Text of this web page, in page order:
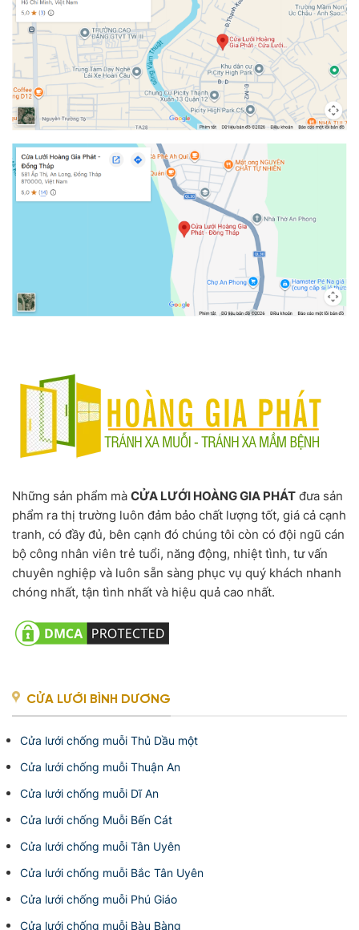
Những sản phẩm mà CỬA LƯỚI HOÀNG GIA PHÁT đưa sản
phẩm ra thị trường luôn đảm bảo chất lượng tốt, giá cả cạnh
tranh, có đầy đủ, bên cạnh đó chúng tôi còn có đội ngũ cán
bộ công nhân viên trẻ tuổi, năng động, nhiệt tình, tư vấn
chuyên nghiệp và luôn sẵn sàng phục vụ quý khách nhanh
chóng nhất, tận tình nhất và hiệu quả cao nhất.
CỬA LƯỚI BÌNH DƯƠNG
Cửa lưới chống muỗi Thủ Dầu một
Cửa lưới chống muỗi Thuận An
Cửa lưới chống muỗi Dĩ An
Cửa lưới chống Muỗi Bến Cát
Cửa lưới chống muỗi Tân Uyên
Cửa lưới chống muỗi Bắc Tân Uyên
Cửa lưới chống muỗi Phú Giáo
Cửa lưới chống muỗi Bàu Bàng